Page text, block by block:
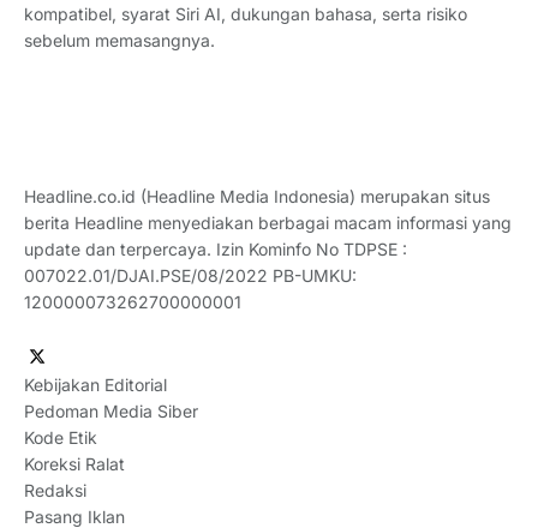
kompatibel, syarat Siri AI, dukungan bahasa, serta risiko
sebelum memasangnya.
Headline.co.id (Headline Media Indonesia) merupakan situs
berita Headline menyediakan berbagai macam informasi yang
update dan terpercaya. Izin Kominfo No TDPSE :
007022.01/DJAI.PSE/08/2022 PB-UMKU:
120000073262700000001
Kebijakan Editorial
Pedoman Media Siber
Kode Etik
Koreksi Ralat
Redaksi
Pasang Iklan